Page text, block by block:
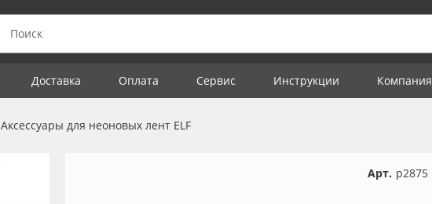
Доставка Оплата Сервис Инструкции Компания
Аксессуары для неоновых лент ELF
Арт. р2875